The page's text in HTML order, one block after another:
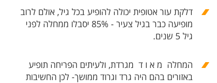
דלקת עור אטופית יכולה להופיע בכל גיל, אולם לרוב
מופיעה כבר בגיל צעיר - 85% יסבלו ממחלה לפני
גיל 5 שנים.
המחלה מ א ו ד מגרדת, ולעיתים הפריחה תופיע
באזורים בהם היה גרד וגרוד ממושך- לכן החשיבות